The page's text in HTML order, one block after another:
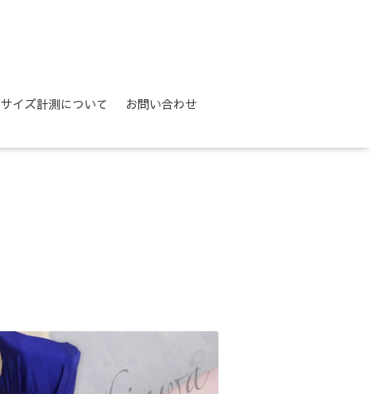
サイズ計測について
お問い合わせ